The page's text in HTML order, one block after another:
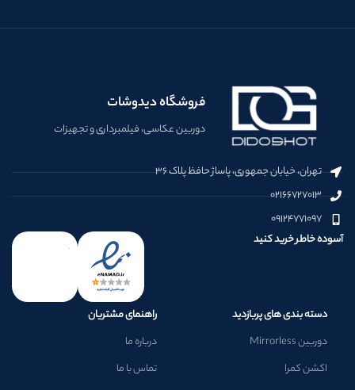
فروشگاه دیدوشات
دوربین عکاسی، فیلمبرداری و تجهیزات
تهران، خیابان جمهوری، پاساژ حافظ پلاک ۳۶
۰۲۱۶۶۷۲۷۰۱۳
۰۹۱۲۴۷۷۱۰۹۷
دسته بندی های پربازدید
دوربین Mirrorless
اکشن کمرا
راهنمای مشتریان
درباره ما
تماس با ما
آسوده خاطر خرید کنید